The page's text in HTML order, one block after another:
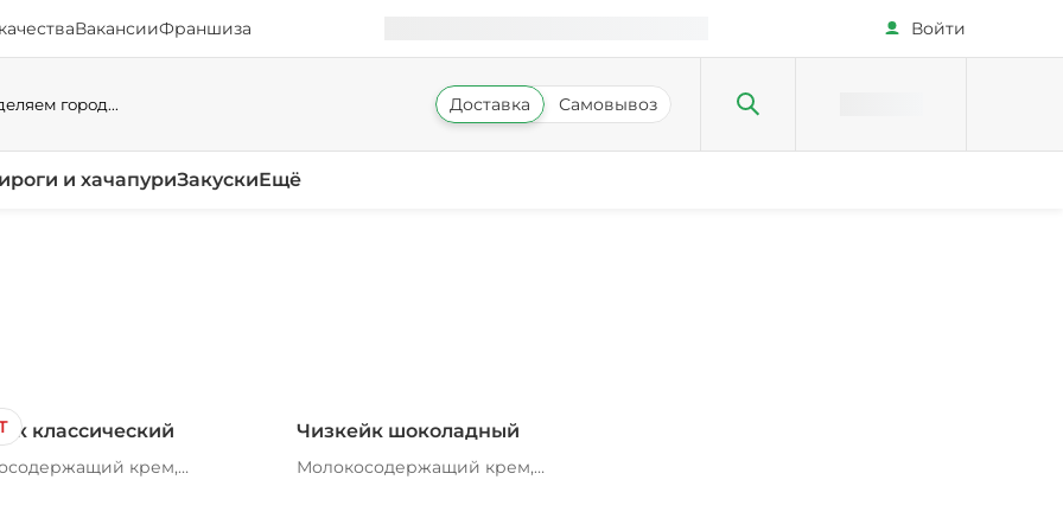
ВакансииФраншиза Войти
город... Доставка Самовывоз
и хачапуриЗакускиЕщё
классический
крем,
Чизкейк шоколадный
Молокосодержащий крем,